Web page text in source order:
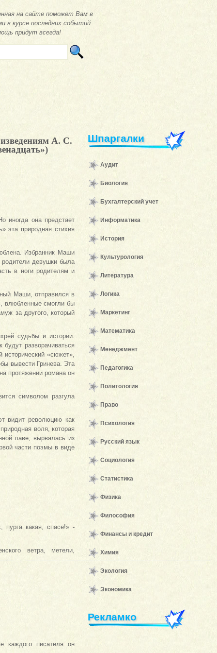
на сайте поможет Вам в
в курсе последних событий
придут всегда!
А. С.
иногда она предстает
эта природная стихия
Избранник Маши
девушки была
в ноги родителям и
Маши, отправился в
влюбленные смогли бы
за другого, который
судьбы и истории.
разворачиваться
исторический «сюжет»,
вывести Гринева. Эта
протяжении романа он
символом разгула
видит революцию как
воля, которая
лаве, вырвалась из
части поэмы в виде
пурга какая, спасе!» -
ветра, метели,
каждого писателя он
Шпаргалки
Аудит
Биология
Бухгалтерский учет
Информатика
История
Культурология
Литература
Логика
Маркетинг
Математика
Менеджмент
Педагогика
Политология
Право
Психология
Русский язык
Социология
Статистика
Физика
Философия
Финансы и кредит
Химия
Экология
Экономика
Рекламко